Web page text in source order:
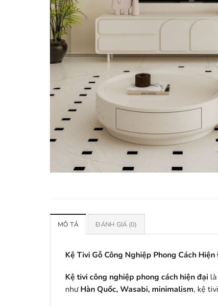
MÔ TẢ ĐÁNH GIÁ (0)
Kệ Tivi Gỗ Công Nghiệp Phong Cách
Kệ tivi công nghiệp phong cách hiện đại
nhưHàn Quốc, Wasabi, minimalism, kệ